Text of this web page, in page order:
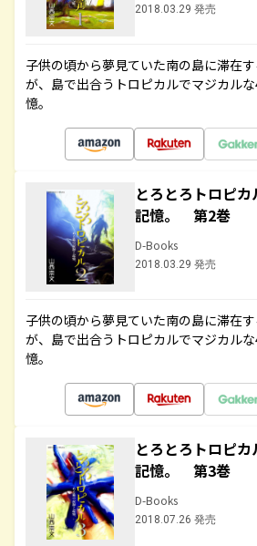
2018.03.29 発売
子供の頃から夢見ていた南の島に滞在
が、島で出合うトロピカルでマジカル
憶。
とろとろトロピ
記憶。 第2巻
D-Books
2018.03.29 発売
子供の頃から夢見ていた南の島に滞在
が、島で出合うトロピカルでマジカル
憶。
とろとろトロピ
記憶。 第3巻
D-Books
2018.07.26 発売